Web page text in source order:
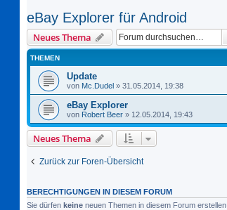
eBay Explorer für Android
Neues Thema
THEMEN
Update
von Mc.Dudel » 31.05.2014, 19:38
eBay Explorer
von Robert Beer » 12.05.2014, 19:43
Neues Thema
Zurück zur Foren-Übersicht
BERECHTIGUNGEN IN DIESEM FORUM
Sie dürfen keine neuen Themen in diesem Forum erstellen.